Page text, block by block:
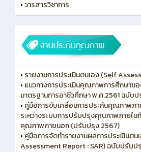
•วารสารวิชาการ
• รายงานการประเมินตนเอง (Self
• แนวทางการประเมินคุณภาพการศึกษาข
มาตรฐานการอาชีวศึกษา พ.ศ.2561 ฉบับ
• คู่มือการขับเคลื่อนการประกันคุณภาพภา
ระหว่างระบบการปรับปรุงคุณภาพภายใน
คุณภาพภายนอก (ปรับปรุง 2567)
• คู่มือการจัดทำรายงานผลการประเมินตน
Assessment Report : SAR) ฉบับปรับป